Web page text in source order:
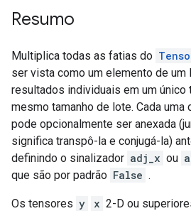
Resumo
Multiplica todas as fatias do
ser vista como um elemento de um
resultados individuais em um único
mesmo tamanho de lote. Cada
pode opcionalmente ser anexada
significa transpô-la e conjugá-la)
definindo o sinalizador adj_x ou
que são por padrão False .
Os tensores y x 2-D ou